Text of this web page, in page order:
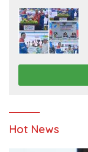
Hot News